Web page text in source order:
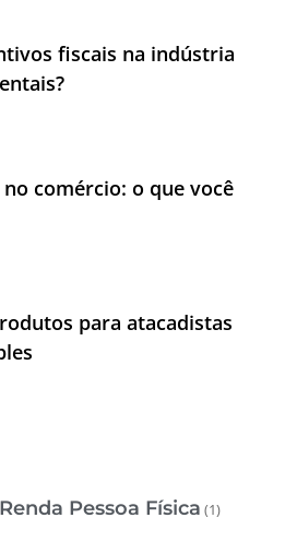
fiscais na indústria
comércio: o que você
para atacadistas
Pessoa Física (1)